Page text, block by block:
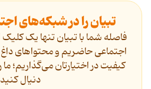
تبیان را در شبکه‌های
فاصله شما با تبیان تنها یک
اجتماعی حاضریم و محتواهای داغ
کیفیت در اختیارتان می‌گذاریم؛
دنیال